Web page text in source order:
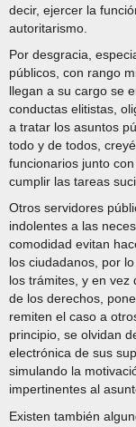
decir, ejercer la
autoritarismo.
Por desgracia,
públicos, con rango
llegan a su cargo se
conductas elitistas,
a tratar los asuntos
todo y de todos,
funcionarios junto
cumplir las tareas
Otros servidores
indolentes a las
comodidad evitan
los ciudadanos, por
los trámites, y en vez
de los derechos,
remiten el caso a
principio, se olvidan
electrónica de sus
simulando la
impertinentes al
Existen también